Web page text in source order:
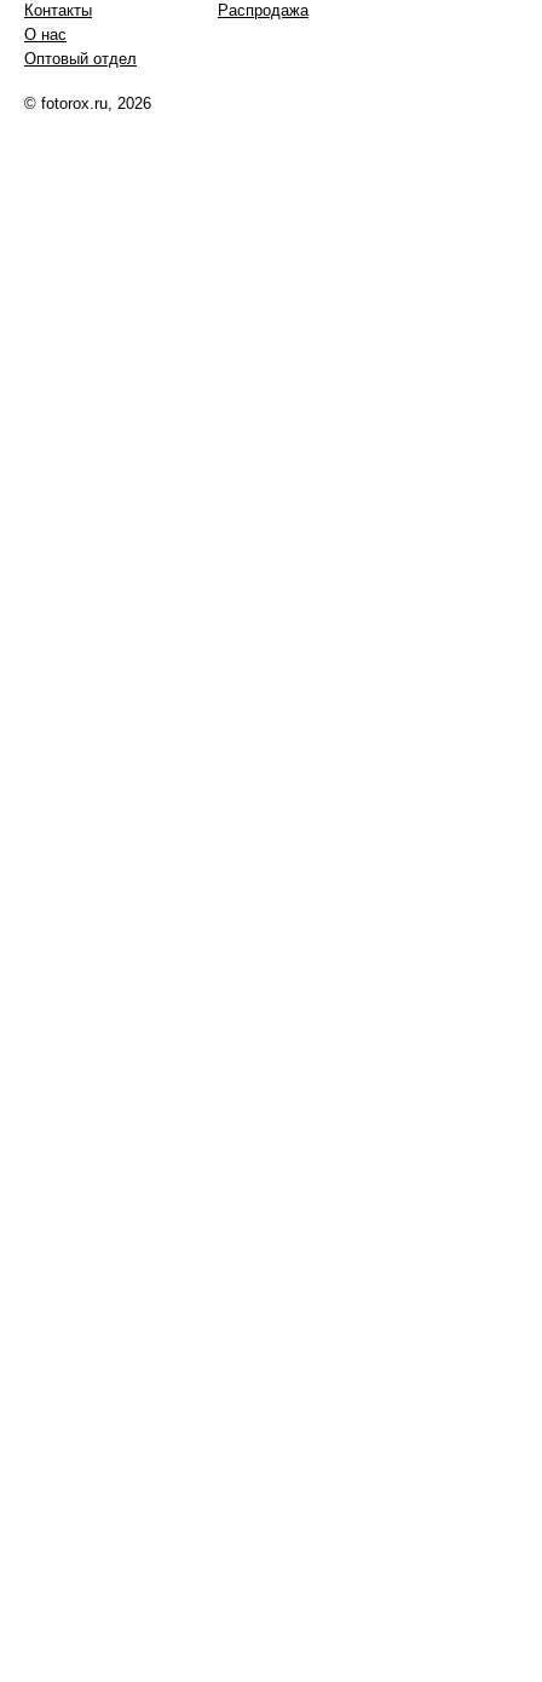
Контакты
О нас
Оптовый отдел
Распродажа
© fotorox.ru, 2026